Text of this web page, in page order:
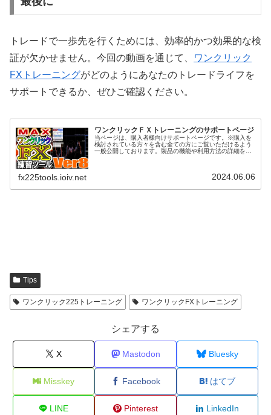
トレードで一歩先を行くためには、効率的かつ効果的な検
証が欠かせません。今回の動画を通じて、
ワンクリック
FXトレーニングがどのようにあなたのトレードライフを
サポートできるか、ぜひご確認ください。
ワンクリックＦＸトレーニングのサポートページ
当ページは、購入者様向けサポートページです。※購入を
検討されている方々を含む全ての方にご覧いただけるよう
一般公開しております。製品の機能や利用方法の詳細をご
fx225tools.ioiv.net 2024.06.06
Tips
ワンクリック225トレーニング ワンクリックFXトレーニング
シェアする
X Mastodon Bluesky
Misskey Facebook はてブ
LINE Pinterest LinkedIn